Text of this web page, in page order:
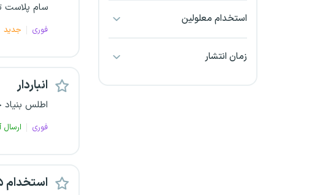
خراسان جنوبی
استخدام معلولین
زمان انتشار
سام پلاست
فوری جدید
انباردار
اطلس
فوری ارسال
استخدام ۵ عنوان شغلی